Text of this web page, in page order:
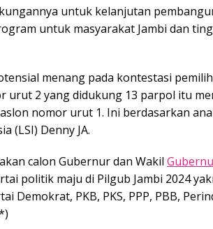
untuk kelanjutan
untuk masyarakat Jambi dan
menang pada kontestasi
urut 2 yang didukung 13 parpol itu
nomor urut 1. Ini berdasarkan
(LSI) Denny JA.
calon Gubernur dan Wakil
politik maju di Pilgub Jambi 2024
Demokrat, PKB, PKS, PPP, PBB,